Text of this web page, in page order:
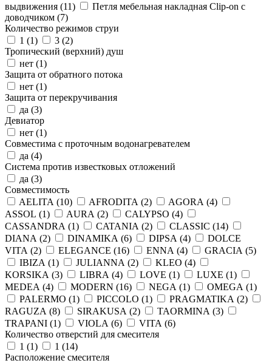
выдвижения (11)
Петля мебельная накладная Clip-on с
доводчиком (7)
Количество режимов струи
1 (1) 3 (2)
Тропический (верхний) душ
нет (1)
Защита от обратного потока
нет (1)
Защита от перекручивания
да (3)
Девиатор
нет (1)
Совместима с проточным водонагревателем
да (4)
Система против известковых отложений
да (3)
Совместимость
AELITA (10) AFRODITA (2) AGORA (4)
ASSOL (1) AURA (2) CALYPSO (4)
CASSANDRA (1) CATANIA (2) CLASSIC (14)
DIANA (2) DINAMIKA (6) DIPSA (4)
DOLCE
VITA (2) ELEGANCE (16) ENNA (4) GRACIA (5)
IBIZA (1) JULIANNA (2) KLEO (4)
KORSIKA (3) LIBRA (4) LOVE (1) LUXE (1)
MEDEA (4) MODERN (16) NEGA (1) OMEGA (1)
PALERMO (1) PICCOLO (1) PRAGMATIKA (2)
RAGUZA (8) SIRAKUSA (2) TAORMINA (3)
TRAPANI (1) VIOLA (6) VITA (6)
Количество отверстий для смесителя
1 (1) 1 (14)
Расположение смесителя